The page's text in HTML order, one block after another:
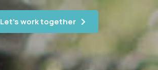
Let's work together